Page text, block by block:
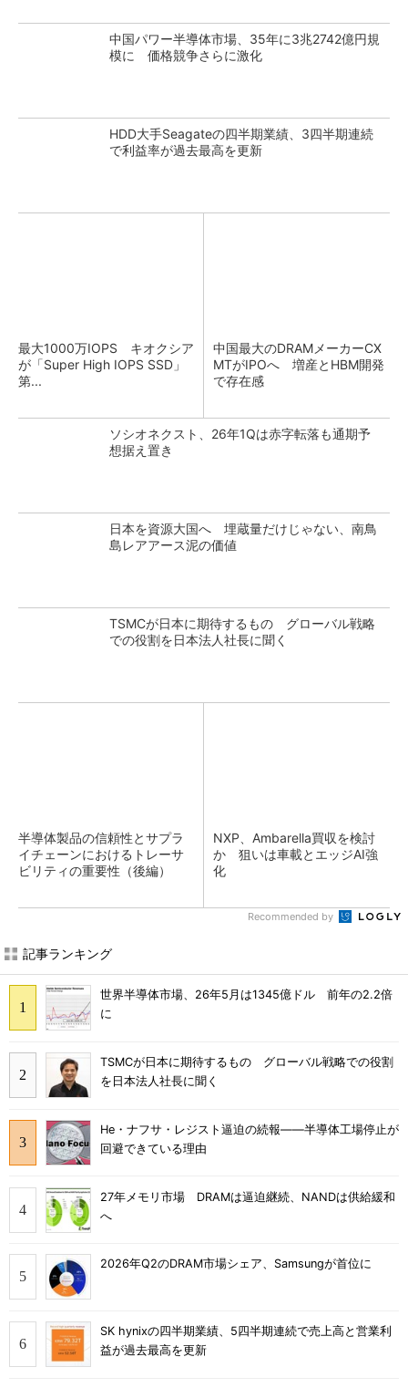
中国パワー半導体市場、35年に3兆2742億円規
模に 価格競争さらに激化
HDD大手Seagateの四半期業績、3四半期連続
で利益率が過去最高を更新
最大1000万IOPS キオクシア
が「Super High IOPS SSD」
第...
中国最大のDRAMメーカーCX
MTがIPOへ 増産とHBM開発
で存在感
ソシオネクスト、26年1Qは赤字転落も通期予
想据え置き
日本を資源大国へ 埋蔵量だけじゃない、南鳥
島レアアース泥の価値
TSMCが日本に期待するもの グローバル戦略
での役割を日本法人社長に聞く
半導体製品の信頼性とサプラ
イチェーンにおけるトレーサ
ビリティの重要性（後編）
NXP、Ambarella買収を検討
か 狙いは車載とエッジAI強
化
Recommended by
記事ランキング
世界半導体市場、26年5月は1345億ドル 前年の2.2倍
に
TSMCが日本に期待するもの グローバル戦略での役割
を日本法人社長に聞く
He・ナフサ・レジスト逼迫の続報――半導体工場停止が
回避できている理由
27年メモリ市場 DRAMは逼迫継続、NANDは供給緩和
へ
2026年Q2のDRAM市場シェア、Samsungが首位に
SK hynixの四半期業績、5四半期連続で売上高と営業利
益が過去最高を更新